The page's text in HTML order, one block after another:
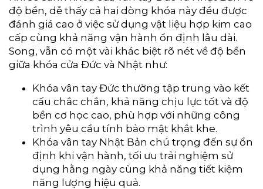
độ bền, dễ thấy cả hai dòng khóa này đều được
đánh giá cao ở việc sử dụng vật liệu hợp kim cao
cấp cùng khả năng vận hành ổn định lâu dài.
Song, vẫn có một vài khác biệt rõ nét về độ bền
giữa khóa cửa Đức và Nhật như:
Khóa vân tay Đức thường tập trung vào kết
cấu chắc chắn, khả năng chịu lực tốt và độ
bền cơ học cao, phù hợp với những công
trình yêu cầu tính bảo mật khắt khe.
Khóa vân tay Nhật Bản chú trọng đến sự ổn
định khi vận hành, tối ưu trải nghiệm sử
dụng hằng ngày cùng khả năng tiết kiệm
năng lượng hiệu quả.